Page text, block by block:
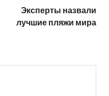
Эксперты назвали
лучшие пляжи мира